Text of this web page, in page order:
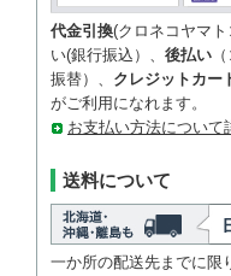
代金引換(クロネコヤマ
い(銀行振込）、 後払い
振替）、 クレジットカー
がご利用になれます。
お支払い方法について
送料について
一か所の配送先までに限